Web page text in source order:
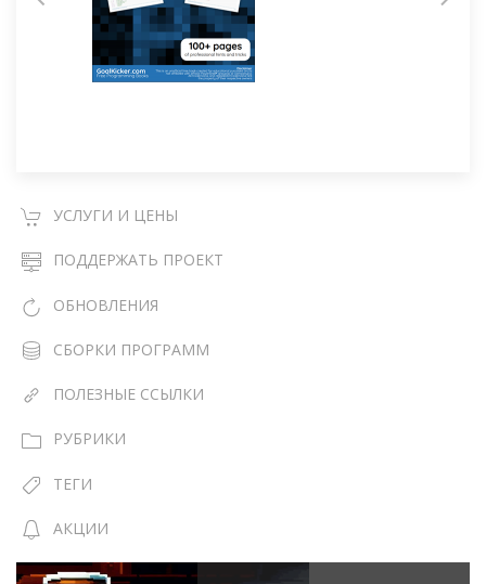
УСЛУГИ И ЦЕНЫ
ПОДДЕРЖАТЬ ПРОЕКТ
ОБНОВЛЕНИЯ
СБОРКИ ПРОГРАММ
ПОЛЕЗНЫЕ ССЫЛКИ
РУБРИКИ
ТЕГИ
АКЦИИ